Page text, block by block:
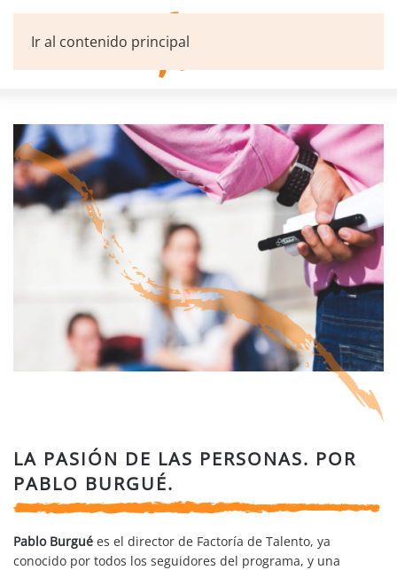
Ir al contenido principal
LA PASIÓN DE LAS PERSONAS. POR
PABLO BURGUÉ.
Pablo Burgué es el director de Factoría de Talento, ya
conocido por todos los seguidores del programa, y una